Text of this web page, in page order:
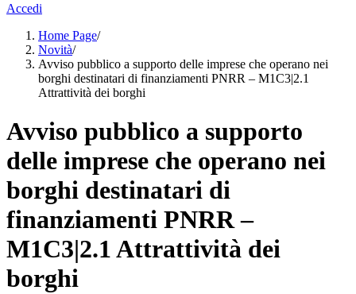
Accedi
Home Page/
Novità/
Avviso pubblico a supporto delle imprese che operano nei
borghi destinatari di finanziamenti PNRR – M1C3|2.1
Attrattività dei borghi
Avviso pubblico a supporto
delle imprese che operano nei
borghi destinatari di
finanziamenti PNRR –
M1C3|2.1 Attrattività dei
borghi